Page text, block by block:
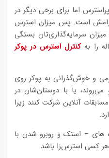
اما برای برخی دیگر در
است. پس میزان استرس‌
سرمایه‌گذاری‌تان بستگی
را بهکنترل استرس در پوکر
و خوش‌گذرانی به پوکر روی
می‌روند، یا با دوستان‌شان در
آنلاین شرکت کنند زیرا
های – استک و روبرو شدن با
هر کسی استرس‌زا باشد.